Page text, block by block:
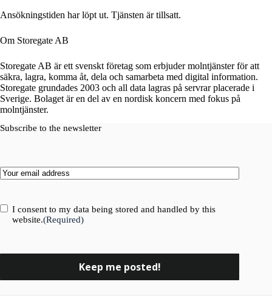
Ansökningstiden har löpt ut. Tjänsten är tillsatt.
Om Storegate AB
Storegate AB är ett svenskt företag som erbjuder molntjänster för att
säkra, lagra, komma åt, dela och samarbeta med digital information.
Storegate grundades 2003 och all data lagras på servrar placerade i
Sverige. Bolaget är en del av en nordisk koncern med fokus på
molntjänster.
Subscribe to the newsletter
Email(Required)
Consent(Required)
I consent to my data being stored and handled by this
website.(Required)